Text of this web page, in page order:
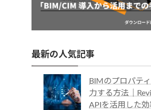
最新の人気記事
BIMのプロパテ
力する方法｜
APIを活用した